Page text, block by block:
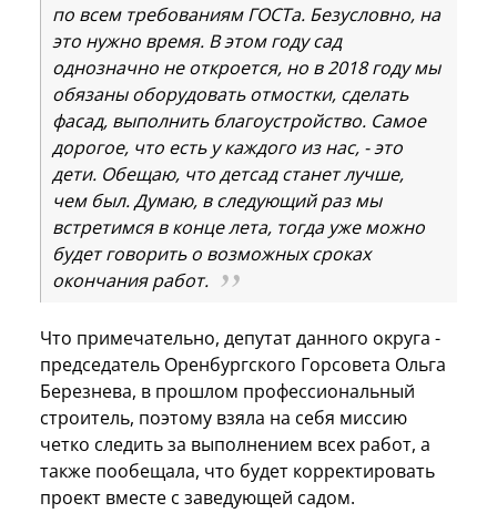
по всем требованиям ГОСТа. Безусловно, на
это нужно время. В этом году сад
однозначно не откроется, но в 2018 году мы
обязаны оборудовать отмостки, сделать
фасад, выполнить благоустройство. Самое
дорогое, что есть у каждого из нас, - это
дети. Обещаю, что детсад станет лучше,
чем был. Думаю, в следующий раз мы
встретимся в конце лета, тогда уже можно
будет говорить о возможных сроках
окончания работ.
Что примечательно, депутат данного округа -
председатель Оренбургского Горсовета Ольга
Березнева, в прошлом профессиональный
строитель, поэтому взяла на себя миссию
четко следить за выполнением всех работ, а
также пообещала, что будет корректировать
проект вместе с заведующей садом.